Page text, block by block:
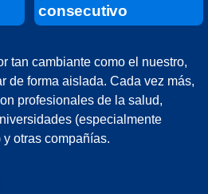
consecutivo
tan cambiante como el nuestro,
de forma aislada. Cada vez más,
profesionales de la salud,
(especialmente
otras compañías.